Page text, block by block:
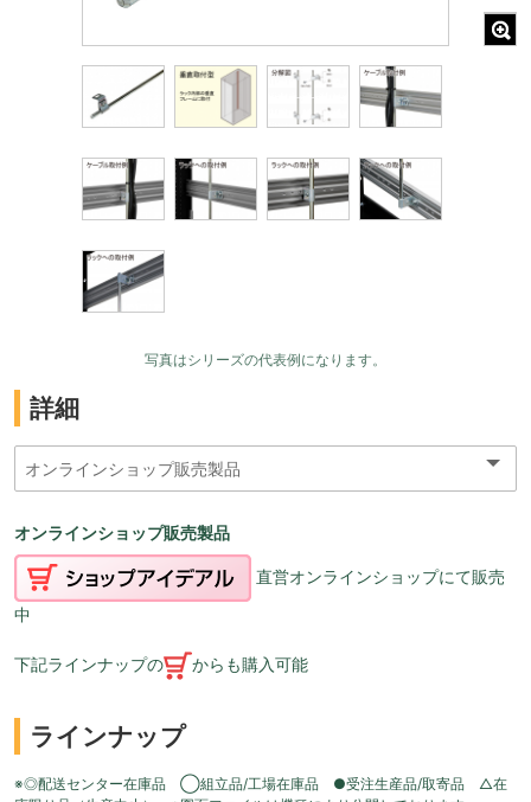
写真はシリーズの代表例になります。
詳細
オンラインショップ販売製品
直営オンラインショップにて販売
中
下記ラインナップの からも購入可能
ラインナップ
※◎配送センター在庫品 ◯組立品/工場在庫品 ●受注生産品/取寄品 △在